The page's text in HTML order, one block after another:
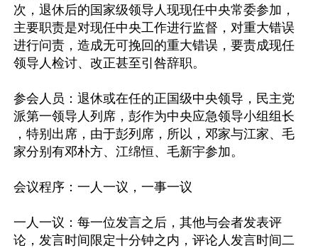
次，退休后的国家级领导人现现任中央常委参加，
主要职责是对现任中央工作进行监督，对重大错误
进行问责，造成无可挽回的重大错误，要责成现任
领导人检讨、改正甚至引咎辞职。
参会人员：退休或在任的正国级中央领导，民主党
派第一领导人列席，彭作为中央应急领导小组组长
，特别出席，由于彭列席，所以，邓家与江家、毛
家分别有邓朴方、江绵恒、毛新宇参加。
会议程序：一人一议，一事一议
一人一议：每一位发言之后，其他与会者发表评
论，发言时间限定十分钟之内，评论人发言时间二